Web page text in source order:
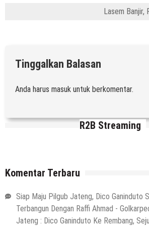
Lasem Banjir,
Tinggalkan Balasan
Anda harus masuk untuk berkomentar.
R2B Streaming
Komentar Terbaru
Siap Maju Pilgub Jateng, Dico Ganinduto
Terbangun Dengan Raffi Ahmad -
Jateng : Dico Ganinduto Ke Rembang,